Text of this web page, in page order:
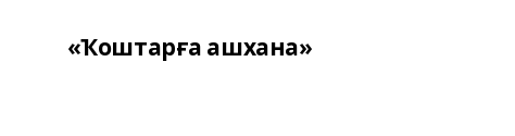
«Ҡоштарға ашхана»